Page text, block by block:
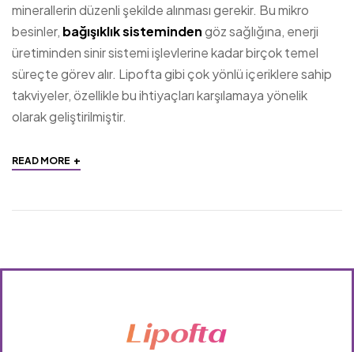
minerallerin düzenli şekilde alınması gerekir. Bu mikro
besinler, bağışıklık sistemindengöz sağlığına, enerji
üretiminden sinir sistemi işlevlerine kadar birçok temel
süreçte görev alır. Lipofta gibi çok yönlü içeriklere sahip
takviyeler, özellikle bu ihtiyaçları karşılamaya yönelik
olarak geliştirilmiştir.
READ MORE +